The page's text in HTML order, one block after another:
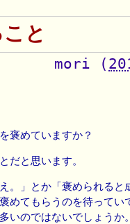
と
mori (
褒めていますか？
だと思います。
。」とか「褒められると
めてもらうのを待ってい
いのではないでしょうか